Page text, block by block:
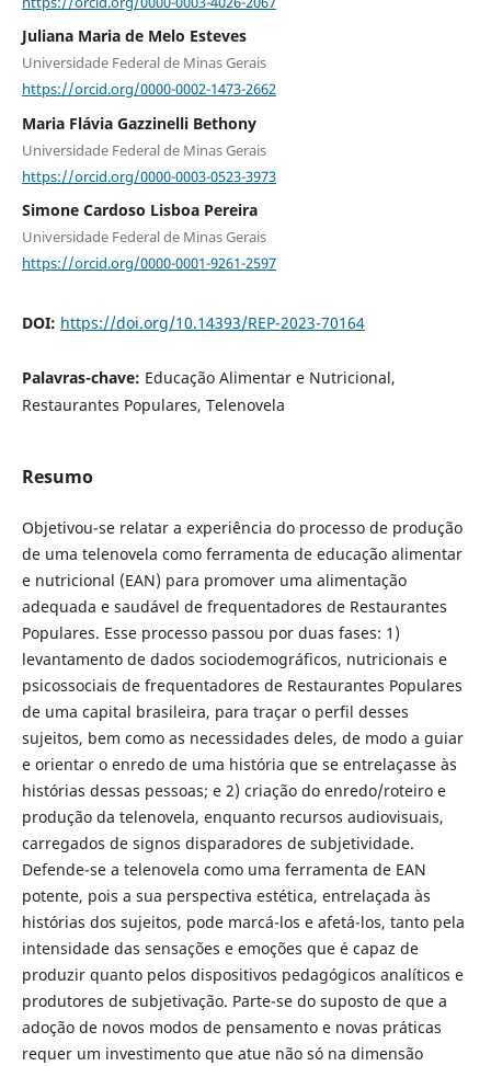
Juliana Maria de Melo Esteves
Universidade Federal de Minas Gerais
https://orcid.org/0000-0002-1473-2662
Maria Flávia Gazzinelli Bethony
Universidade Federal de Minas Gerais
https://orcid.org/0000-0003-0523-3973
Simone Cardoso Lisboa Pereira
Universidade Federal de Minas Gerais
https://orcid.org/0000-0001-9261-2597
DOI: https://doi.org/10.14393/REP-2023-70164
Palavras-chave: Educação Alimentar e Nutricional,
Restaurantes Populares, Telenovela
Resumo
Objetivou-se relatar a experiência do processo de produção
de uma telenovela como ferramenta de educação alimentar
e nutricional (EAN) para promover uma alimentação
adequada e saudável de frequentadores de Restaurantes
Populares. Esse processo passou por duas fases: 1)
levantamento de dados sociodemográficos, nutricionais e
psicossociais de frequentadores de Restaurantes Populares
de uma capital brasileira, para traçar o perfil desses
sujeitos, bem como as necessidades deles, de modo a guiar
e orientar o enredo de uma história que se entrelaçasse às
histórias dessas pessoas; e 2) criação do enredo/roteiro e
produção da telenovela, enquanto recursos audiovisuais,
carregados de signos disparadores de subjetividade.
Defende-se a telenovela como uma ferramenta de EAN
potente, pois a sua perspectiva estética, entrelaçada às
histórias dos sujeitos, pode marcá-los e afetá-los, tanto pela
intensidade das sensações e emoções que é capaz de
produzir quanto pelos dispositivos pedagógicos analíticos e
produtores de subjetivação. Parte-se do suposto de que a
adoção de novos modos de pensamento e novas práticas
requer um investimento que atue não só na dimensão